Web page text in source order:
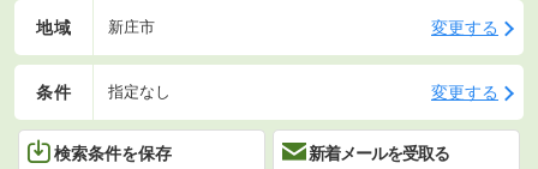
地域 新庄市 変更する
条件 指定なし 変更する
検索条件を保存 新着メールを受取る